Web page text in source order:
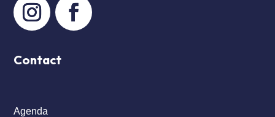
Contact
Agenda